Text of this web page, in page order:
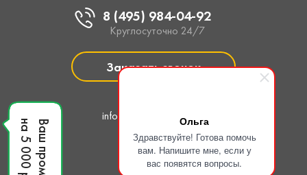
Ольга
Здравствуйте! Готова помочь
вам. Напишите мне, если у
вас появятся вопросы.
8 (495) 984-04-92
Круглосуточно 24/7
Заказать звонок
info@pansionat-line.pro